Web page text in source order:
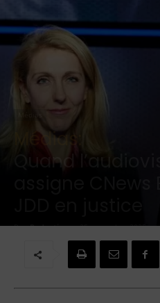
Médias:
Quand
Par Redaction - 25 novembre 2025